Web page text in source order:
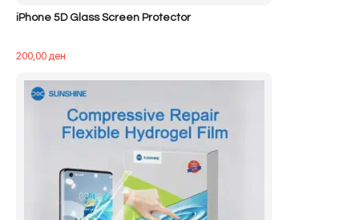
iPhone 5D Glass Screen Protector
200,00ден